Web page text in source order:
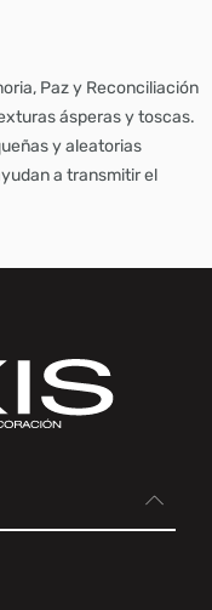
Paz y Reconciliación
ásperas y toscas.
y aleatorias
a transmitir el